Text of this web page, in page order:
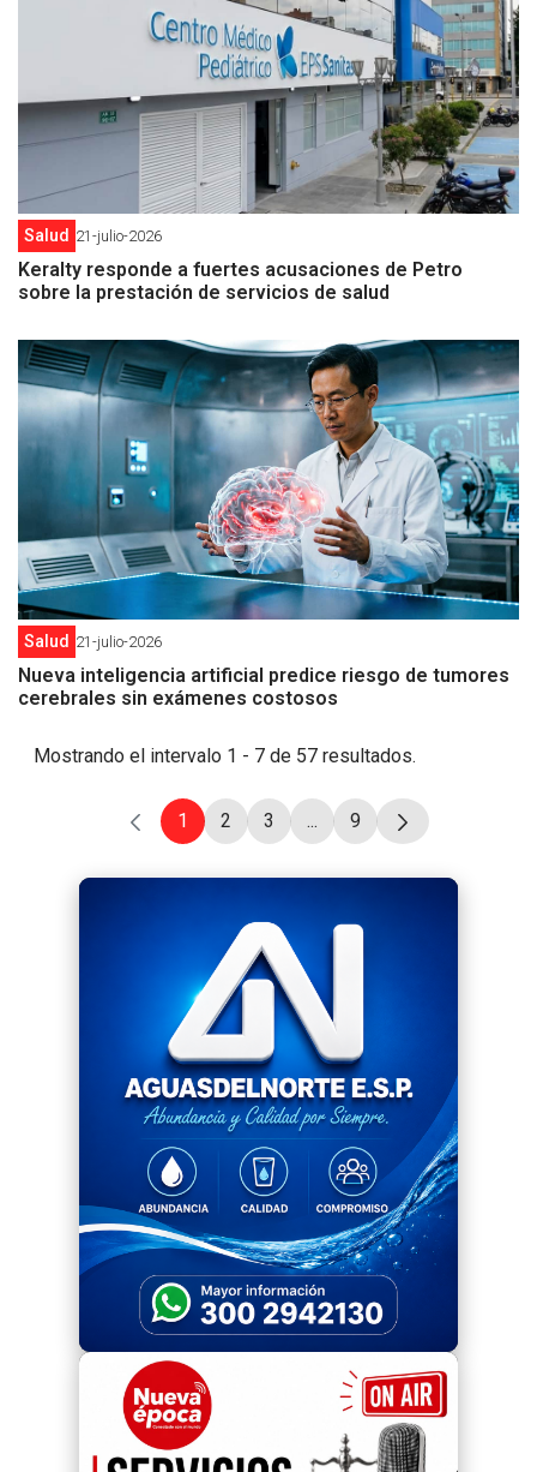
Salud 21-julio-2026
Keralty responde a fuertes acusaciones de Petro
sobre la prestación de servicios de salud
Salud 21-julio-2026
Nueva inteligencia artificial predice riesgo de tumores
cerebrales sin exámenes costosos
Mostrando el intervalo 1 - 7 de 57 resultados.
Página
1 Página
2 Página
3 ...Páginas intermedias Use
Página
9